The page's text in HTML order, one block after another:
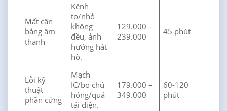
Mất cân
bằng âm
thanh
Kênh
to/nhỏ
không
đều, ảnh
hưởng hát
hò.
129.000 –
239.000
45 phút
Lỗi kỹ
thuật
phần cứng
Mạch
IC/bo chủ
hỏng/quá
tải điện.
179.000 –
349.000
60-120
phút